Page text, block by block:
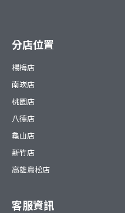
分店位置
楊梅店
南崁店
桃園店
八德店
龜山店
新竹店
高雄鳥松店
客服資訊